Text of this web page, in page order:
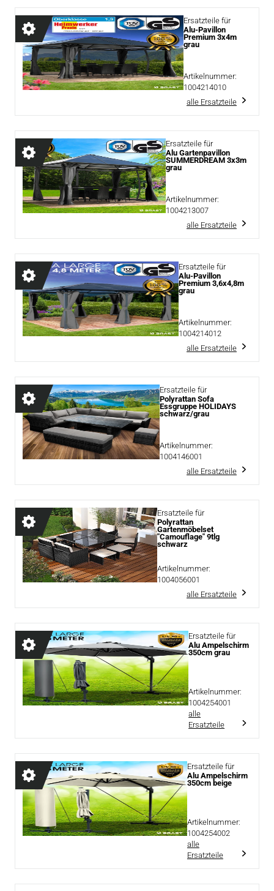
Ersatzteile für
Alu-Pavillon
Premium 3x4m
grau
Artikelnummer:
1004214010
alle Ersatzteile
Ersatzteile für
Alu Gartenpavillon
SUMMERDREAM 3x3m
grau
Artikelnummer:
1004213007
alle Ersatzteile
Ersatzteile für
Alu-Pavillon
Premium 3,6x4,8m
grau
Artikelnummer:
1004214012
alle Ersatzteile
Ersatzteile für
Polyrattan Sofa
Essgruppe HOLIDAYS
schwarz/grau
Artikelnummer:
1004146001
alle Ersatzteile
Ersatzteile für
Polyrattan
Gartenmöbelset
"Camouflage" 9tlg
schwarz
Artikelnummer:
1004056001
alle Ersatzteile
Ersatzteile für
Alu Ampelschirm
350cm grau
Artikelnummer:
1004254001
alle
Ersatzteile
Ersatzteile für
Alu Ampelschirm
350cm beige
Artikelnummer:
1004254002
alle
Ersatzteile